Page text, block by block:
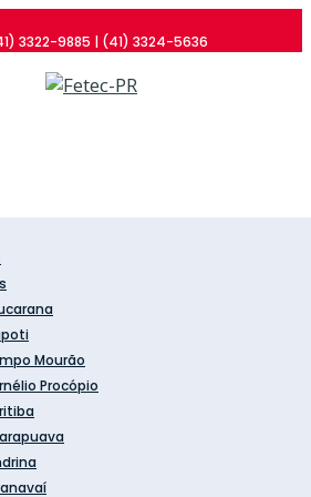
3322-9885 | (41) 3324-5636
Mourão
Procópio